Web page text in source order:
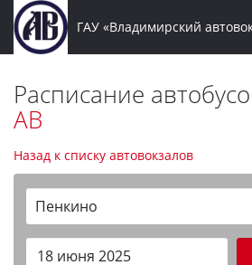
ГАУ «Владимирский
Расписание
АВ
Назад к списку автовокзалов
Пенкино